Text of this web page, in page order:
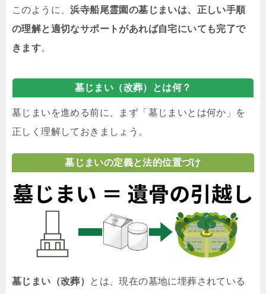
このように、浜寺船尾霊園の墓じまいは、正しい手順
の理解と適切なサポートがあれば自宅にいても完了で
きます。
墓じまい（改葬）とは何？
墓じまいを進める前に、まず「墓じまいとは何か」を
正しく理解しておきましょう。
墓じまいの定義と法的位置づけ
墓じまい（改葬）
とは、現在の墓地に埋葬されている